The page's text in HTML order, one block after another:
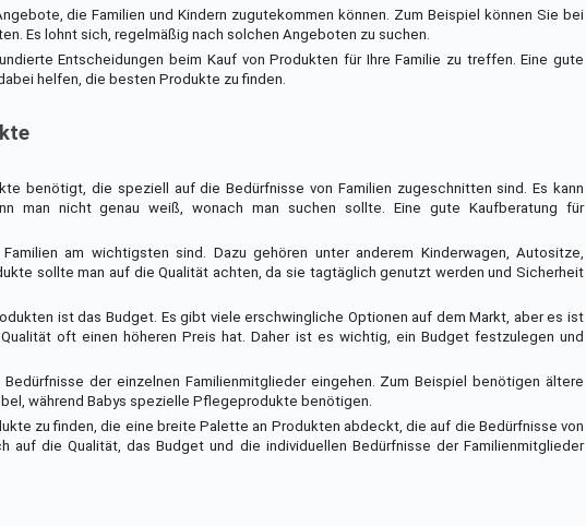
die Familien und Kindern zugutekommen können. Zum Beispiel können Sie bei
Es lohnt sich, regelmäßig nach solchen Angeboten zu suchen.
Entscheidungen beim Kauf von Produkten für Ihre Familie zu treffen. Eine gute
helfen, die besten Produkte zu finden.
benötigt, die speziell auf die Bedürfnisse von Familien zugeschnitten sind. Es kann
man nicht genau weiß, wonach man suchen sollte. Eine gute Kaufberatung für
am wichtigsten sind. Dazu gehören unter anderem Kinderwagen, Autositze,
sollte man auf die Qualität achten, da sie tagtäglich genutzt werden und Sicherheit
ist das Budget. Es gibt viele erschwingliche Optionen auf dem Markt, aber es ist
oft einen höheren Preis hat. Daher ist es wichtig, ein Budget festzulegen und
der einzelnen Familienmitglieder eingehen. Zum Beispiel benötigen ältere
während Babys spezielle Pflegeprodukte benötigen.
zu finden, die eine breite Palette an Produkten abdeckt, die auf die Bedürfnisse von
auf die Qualität, das Budget und die individuellen Bedürfnisse der Familienmitglieder